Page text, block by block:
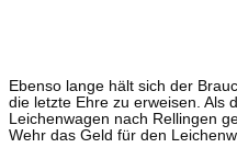
Ebenso lange hält sich der
die letzte Ehre zu erweisen. Als
Leichenwagen nach Rellingen
Wehr das Geld für den